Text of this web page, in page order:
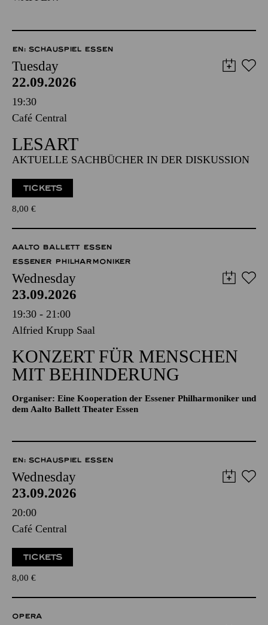
EN: SCHAUSPIEL ESSEN
Tuesday
22.09.2026
19:30
Café Central
LESART
AKTUELLE SACHBÜCHER IN DER DISKUSSION
TICKETS
8,00 €
AALTO BALLETT ESSEN
ESSENER PHILHARMONIKER
Wednesday
23.09.2026
19:30 - 21:00
Alfried Krupp Saal
KONZERT FÜR MENSCHEN
MIT BEHINDERUNG
Organiser: Eine Kooperation der Essener Philharmoniker und
dem Aalto Ballett Theater Essen
EN: SCHAUSPIEL ESSEN
Wednesday
23.09.2026
20:00
Café Central
TICKETS
8,00 €
OPERA